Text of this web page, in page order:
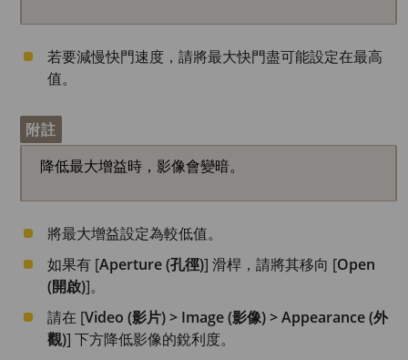
若要減慢快門速度，請將最大快門盡可能設定在最高
值。
附註
降低最大增益時，影像會變暗。
將最大增益設定為較低值。
如果有 [Aperture (孔徑)] 滑桿，請將其移向 [Open
(開啟)]。
請在 [Video (影片) > Image (影像) > Appearance (外
觀)] 下方降低影像的銳利度。